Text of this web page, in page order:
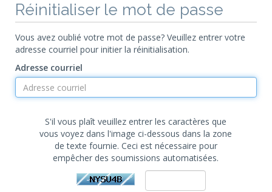
Réinitialiser le mot de passe
Vous avez oublié votre mot de passe? Veuillez entrer votre
adresse courriel pour initier la réinitialisation.
Adresse courriel
S'il vous plaît veuillez entrer les caractères que
vous voyez dans l'image ci-dessous dans la zone
de texte fournie. Ceci est nécessaire pour
empêcher des soumissions automatisées.